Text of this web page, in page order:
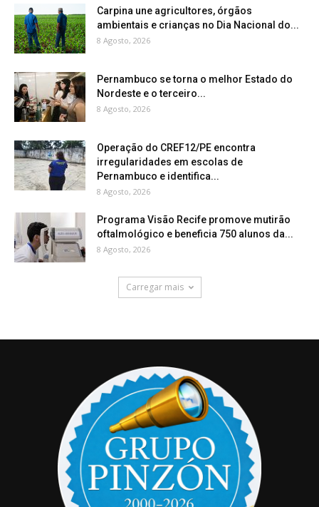
Carpina une agricultores, órgãos
ambientais e crianças no Dia Nacional do...
8 Agosto, 2026
Pernambuco se torna o melhor Estado do
Nordeste e o terceiro...
8 Agosto, 2026
Operação do CREF12/PE encontra
irregularidades em escolas de
Pernambuco e identifica...
8 Agosto, 2026
Programa Visão Recife promove mutirão
oftalmológico e beneficia 750 alunos da...
8 Agosto, 2026
Carregar mais